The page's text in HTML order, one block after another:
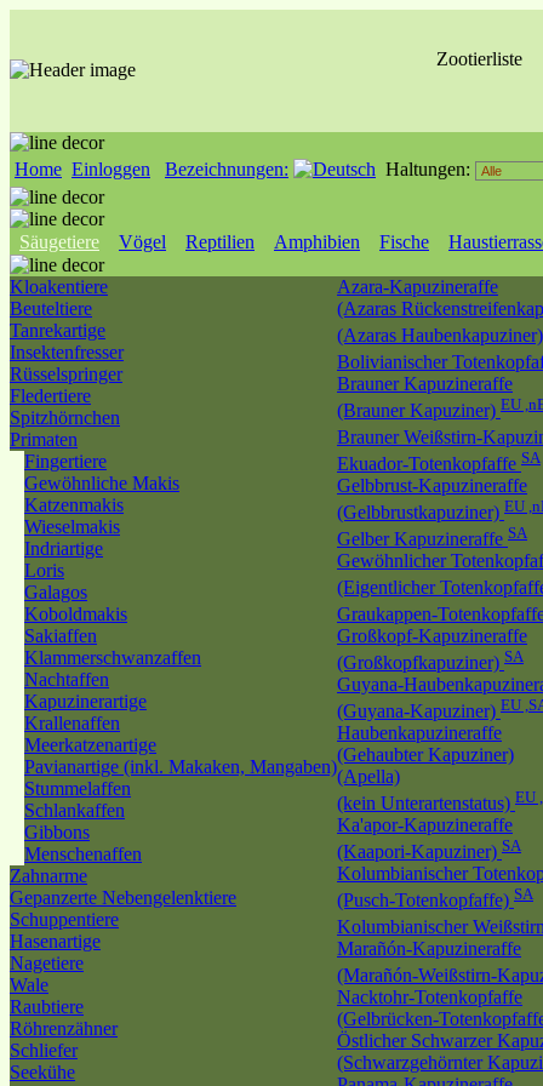
Zootierliste
Home Einloggen Bezeichnungen: Haltungen:
Säugetiere Vögel Reptilien Amphibien Fische
Kloakentiere
Beuteltiere
Tanrekartige
Insektenfresser
Rüsselspringer
Fledertiere
Spitzhörnchen
Primaten
Fingertiere
Gewöhnliche Makis
Katzenmakis
Wieselmakis
Indriartige
Loris
Galagos
Koboldmakis
Sakiaffen
Klammerschwanzaffen
Nachtaffen
Kapuzinerartige
Krallenaffen
Meerkatzenartige
Pavianartige (inkl. Makaken, Mangaben)
Stummelaffen
Schlankaffen
Gibbons
Menschenaffen
Zahnarme
Gepanzerte Nebengelenktiere
Schuppentiere
Hasenartige
Nagetiere
Wale
Raubtiere
Röhrenzähner
Schliefer
Seekühe
Azara-Kapuzineraffe
(Azaras
(Azaras
Bolivianischer
Brauner Kapuzineraffe
(Brauner Kapuziner) EU
Brauner Weißstirn-
Ekuador-Totenkopfaffe SA
Gelbbrust-Kapuzineraffe
(Gelbbrustkapuziner) EU
Gelber Kapuzineraffe SA
Gewöhnlicher
(Eigentlicher
Graukappen-
Großkopf-Kapuzineraffe
(Großkopfkapuziner) SA
Guyana-
(Guyana-Kapuziner) EU
Haubenkapuzineraffe
(Gehaubter Kapuziner)
(Apella)
(kein Unterartenstatus) EU
Ka'apor-Kapuzineraffe
(Kaapori-Kapuziner) SA
Kolumbianischer
(Pusch-Totenkopfaffe) SA
Kolumbianischer
Marañón-Kapuzineraffe
(Marañón-Weißstirn-
Nacktohr-Totenkopfaffe
(Gelbrücken-
Östlicher Schwarzer
(Schwarzgehörnter